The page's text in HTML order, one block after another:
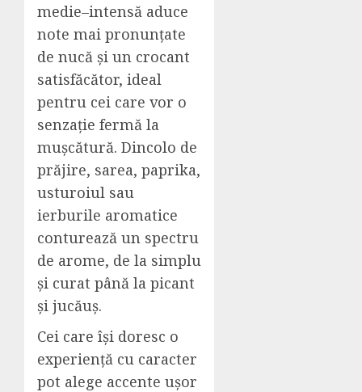
medie–intensă aduce
note mai pronunțate
de nucă și un crocant
satisfăcător, ideal
pentru cei care vor o
senzație fermă la
mușcătură. Dincolo de
prăjire, sarea, paprika,
usturoiul sau
ierburile aromatice
conturează un spectru
de arome, de la simplu
și curat până la picant
și jucăuș.
Cei care își doresc o
experiență cu caracter
pot alege accente ușor